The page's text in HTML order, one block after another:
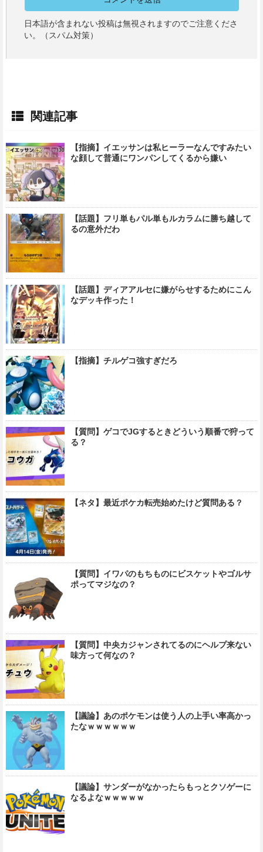
日本語が含まれない投稿は無視されますのでご注意くださ
い。（スパム対策）
関連記事
【指摘】イエッサンは私ヒーラーなんですみたい
な顔して普通にワンパンしてくるから嫌い
【話題】フリ単もパル単もルカラムに勝ち越して
るの意外だわ
【話題】ディアアルセに嫌がらせするためにこん
なデッキ作った！
【指摘】チルゲコ強すぎだろ
【質問】ゲコでJGするときどういう順番で狩って
る？
【ネタ】最近ポケカ転売始めたけど質問ある？
【質問】イワパのもちものにビスケットやゴルサ
ポってマジなの？
【質問】中央カジャンされてるのにヘルプ来ない
味方って何なの？
【議論】あのポケモンは使う人の上手い率高かっ
たなｗｗｗｗｗｗ
【議論】サンダーがなかったらもっとクソゲーに
なるよなｗｗｗｗｗ